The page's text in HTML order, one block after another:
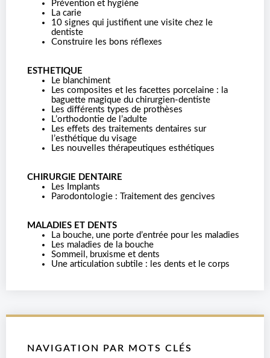
Prévention et hygiène
La carie
10 signes qui justifient une visite chez le
dentiste
Construire les bons réflexes
ESTHETIQUE
Le blanchiment
Les composites et les facettes porcelaine : la
baguette magique du chirurgien-dentiste
Les différents types de prothèses
L’orthodontie de l’adulte
Les effets des traitements dentaires sur
l’esthétique du visage
Les nouvelles thérapeutiques esthétiques
CHIRURGIE DENTAIRE
Les Implants
Parodontologie : Traitement des gencives
MALADIES ET DENTS
La bouche, une porte d’entrée pour les maladies
Les maladies de la bouche
Sommeil, bruxisme et dents
Une articulation subtile : les dents et le corps
NAVIGATION PAR MOTS CLÉS